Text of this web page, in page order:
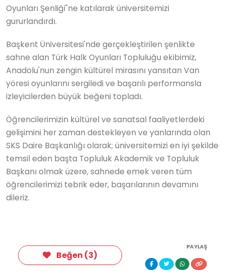
Oyunları Şenliği"ne katılarak üniversitemizi
gururlandırdı.
Başkent Üniversitesi'nde gerçekleştirilen şenlikte
sahne alan Türk Halk Oyunları Topluluğu ekibimiz,
Anadolu'nun zengin kültürel mirasını yansıtan Van
yöresi oyunlarını sergiledi ve başarılı performansla
izleyicilerden büyük beğeni topladı.
Öğrencilerimizin kültürel ve sanatsal faaliyetlerdeki
gelişimini her zaman destekleyen ve yanlarında olan
SKS Daire Başkanlığı olarak; üniversitemizi en iyi şekilde
temsil eden başta Topluluk Akademik ve Topluluk
Başkanı olmak üzere, sahnede emek veren tüm
öğrencilerimizi tebrik eder, başarılarının devamını
dileriz.
Beğen (3)
PAYLAŞ